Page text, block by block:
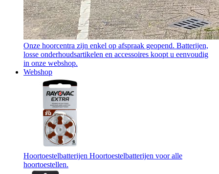
Onze hoorcentra zijn enkel op afspraak geopend. Batterijen,
losse onderhoudsartikelen en accessoires koopt u eenvoudig
in onze webshop.
Webshop
Hoortoestelbatterijen Hoortoestelbatterijen voor alle
hoortoestellen.